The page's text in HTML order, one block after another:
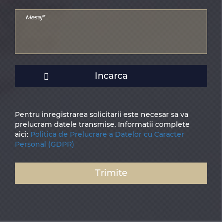
Incarca
Pentru inregistrarea solicitarii este necesar sa va
prelucram datele transmise. Informatii complete
aici: Politica de Prelucrare a Datelor cu Caracter
Personal (GDPR)
Trimite